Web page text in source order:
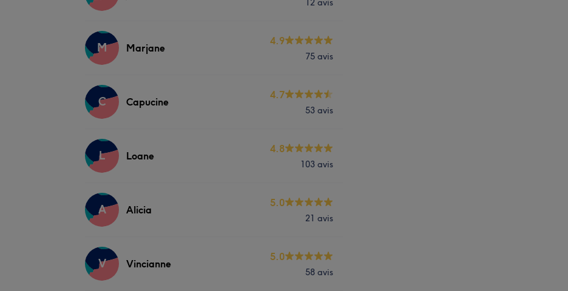
M Marjane
4.9
75 avis
C Capucine
4.7
53 avis
L Loane
4.8
103 avis
A Alicia
5.0
21 avis
V Vincianne
5.0
58 avis